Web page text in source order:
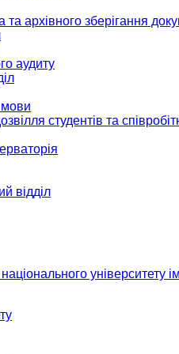
та архівного зберігання
аудиту
мови
студентів та
відділ